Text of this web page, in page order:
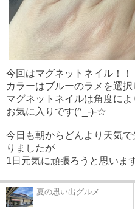
今回はマグネットネイル！！
カラーはブルーのラメを選択
マグネットネイルは角度に
お気に入りです(^_-)-☆
今日も朝からどんより天気
りましたが
1日元気に頑張ろうと思いま
夏の思い出グルメ